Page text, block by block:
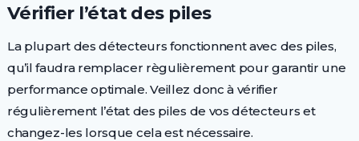
Vérifier l’état des piles
La plupart des détecteurs fonctionnent avec des piles,
qu’il faudra remplacer règulièrement pour garantir une
performance optimale. Veillez donc à vérifier
régulièrement l’état des piles de vos détecteurs et
changez-les lorsque cela est nécessaire.